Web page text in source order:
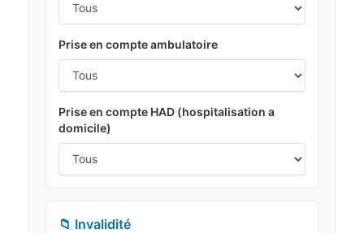
Prise en compte ambulatoire
Prise en compte HAD (hospitalisation a
domicile)
📁 Invalidité